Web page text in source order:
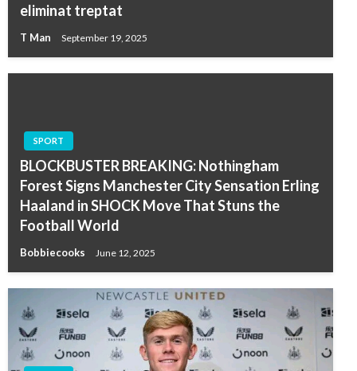
eliminat treptat
T Man September 19, 2025
SPORT
BLOCKBUSTER BREAKING: Nothingham
Forest Signs Manchester City Sensation Erling
Haaland in SHOCK Move That Stuns the
Football World
Bobbiecooks June 12, 2025